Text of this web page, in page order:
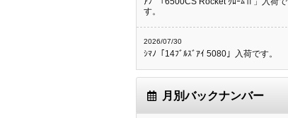
す。
2026/07/30
ｼﾏﾉ「14ﾌﾞﾙｽﾞｱｲ 5080」入荷です。
月別バックナンバー